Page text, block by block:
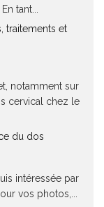
tant...
traitements et
notamment sur
cervical chez le
du dos
intéressée par
vos photos,...